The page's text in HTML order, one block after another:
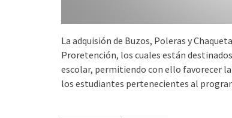
La adquisión de Buzos, Poleras y
Proretención, los cuales están
escolar, permitiendo con ello favorecer
los estudiantes pertenecientes al